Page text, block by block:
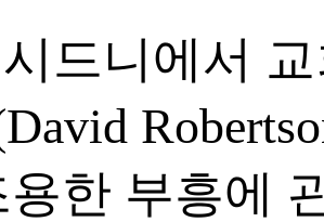
드니에서
한 부흥에